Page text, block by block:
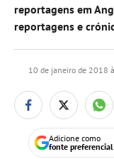
reportagens em
reportagens e
10 de janeiro de 2018
Adicione como
fonte